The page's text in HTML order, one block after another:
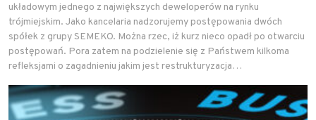
układowym jednego z największych deweloperów na rynku
trójmiejskim. Jako kancelaria nadzorujemy postępowania dwóch
spółek z grupy SEMEKO. Można rzec, iż kurz nieco opadł po otwarciu
postępowań. Pora zatem na podzielenie się z Państwem kilkoma
refleksjami o zagadnieniu jakim jest restrukturyzacja…